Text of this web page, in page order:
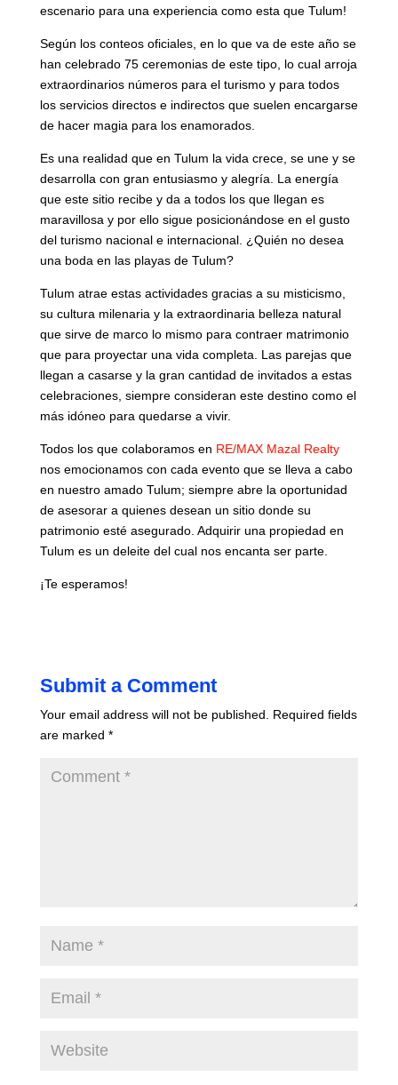
escenario para una experiencia como esta que Tulum!
Según los conteos oficiales, en lo que va de este año se
han celebrado 75 ceremonias de este tipo, lo cual arroja
extraordinarios números para el turismo y para todos
los servicios directos e indirectos que suelen encargarse
de hacer magia para los enamorados.
Es una realidad que en Tulum la vida crece, se une y se
desarrolla con gran entusiasmo y alegría. La energía
que este sitio recibe y da a todos los que llegan es
maravillosa y por ello sigue posicionándose en el gusto
del turismo nacional e internacional. ¿Quién no desea
una boda en las playas de Tulum?
Tulum atrae estas actividades gracias a su misticismo,
su cultura milenaria y la extraordinaria belleza natural
que sirve de marco lo mismo para contraer matrimonio
que para proyectar una vida completa. Las parejas que
llegan a casarse y la gran cantidad de invitados a estas
celebraciones, siempre consideran este destino como el
más idóneo para quedarse a vivir.
Todos los que colaboramos en RE/MAX Mazal Realty
nos emocionamos con cada evento que se lleva a cabo
en nuestro amado Tulum; siempre abre la oportunidad
de asesorar a quienes desean un sitio donde su
patrimonio esté asegurado. Adquirir una propiedad en
Tulum es un deleite del cual nos encanta ser parte.
¡Te esperamos!
Submit a Comment
Your email address will not be published.
Required fields
are marked *